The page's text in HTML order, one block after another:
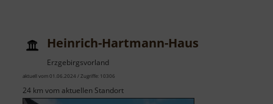
Heinrich-Hartmann-Haus
Erzgebirgsvorland
aktuell vom 01.06.2024 / Zugriffe: 10306
24 km vom aktuellen Standort